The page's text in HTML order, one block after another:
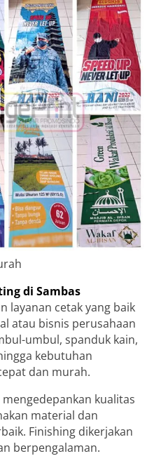
di Sambas
layanan cetak yang baik
atau bisnis perusahaan
umbul, spanduk kain,
kebutuhan
dan murah.
kualitas
material dan
Finishing dikerjakan
berpengalaman.